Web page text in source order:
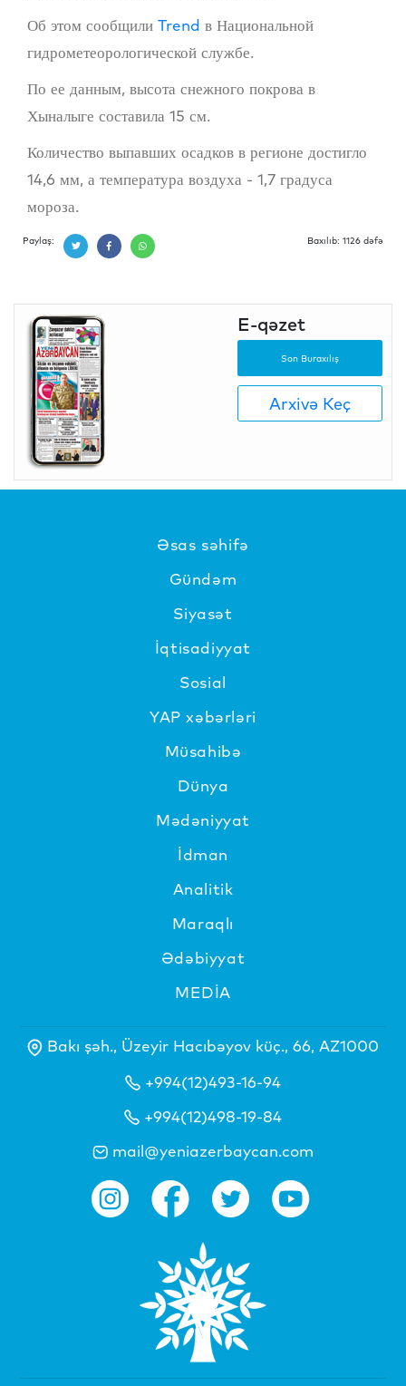
Об этом сообщили Trend в Национальной
гидрометеорологической службе.
По ее данным, высота снежного покрова в
Хыналыге составила 15 см.
Количество выпавших осадков в регионе достигло
14,6 мм, а температура воздуха - 1,7 градуса
мороза.
Paylaş: Baxılıb: 1126 dəfə
E-qəzet
Son Buraxılış
Arxivə Keç
Əsas səhifə
Gündəm
Siyasət
İqtisadiyyat
Sosial
YAP xəbərləri
Müsahibə
Dünya
Mədəniyyat
İdman
Analitik
Maraqlı
Ədəbiyyat
MEDİA
Bakı şəh., Üzeyir Hacıbəyov küç., 66, AZ1000
+994(12)493-16-94
+994(12)498-19-84
mail@yeniazerbaycan.com